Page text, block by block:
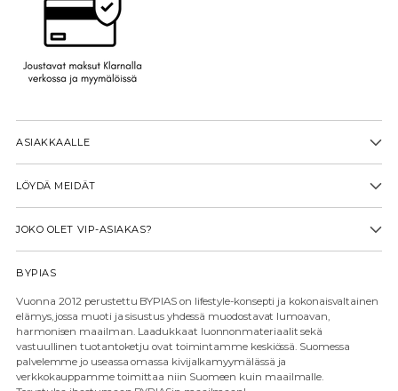
ASIAKKAALLE
LÖYDÄ MEIDÄT
JOKO OLET VIP-ASIAKAS?
BYPIAS
Vuonna 2012 perustettu BYPIAS on lifestyle-konsepti ja kokonaisvaltainen
elämys, jossa muoti ja sisustus yhdessä muodostavat lumoavan,
harmonisen maailman. Laadukkaat luonnonmateriaalit sekä
vastuullinen tuotantoketju ovat toimintamme keskiössä. Suomessa
palvelemme jo useassa omassa kivijalkamyymälässä ja
verkkokauppamme toimittaa niin Suomeen kuin maailmalle.